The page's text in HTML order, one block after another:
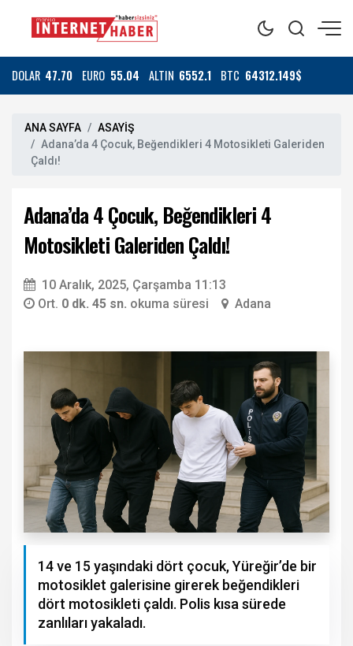
DOLAR 47.70 EURO 55.04 ALTIN 6552.1 BTC 64312.149$
ANA SAYFA
ASAYİŞ
Adana’da 4 Çocuk, Beğendikleri 4 Motosikleti Galeriden
Çaldı!
Adana’da 4 Çocuk, Beğendikleri 4
Motosikleti Galeriden Çaldı!
10 Aralık, 2025, Çarşamba 11:13
Ort. 0 dk. 45 sn. okuma süresi Adana
14 ve 15 yaşındaki dört çocuk, Yüreğir’de bir
motosiklet galerisine girerek beğendikleri
dört motosikleti çaldı. Polis kısa sürede
zanlıları yakaladı.